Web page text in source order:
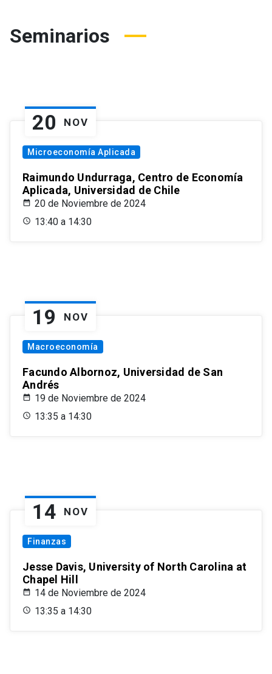
Seminarios
20 NOV
Microeconomía Aplicada
Raimundo Undurraga, Centro de Economía
Aplicada, Universidad de Chile
20 de Noviembre de 2024
13:40 a 14:30
19 NOV
Macroeconomía
Facundo Albornoz, Universidad de San
Andrés
19 de Noviembre de 2024
13:35 a 14:30
14 NOV
Finanzas
Jesse Davis, University of North Carolina at
Chapel Hill
14 de Noviembre de 2024
13:35 a 14:30